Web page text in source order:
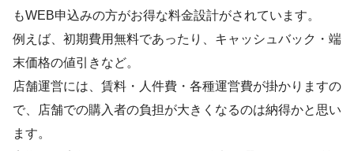
もWEB申込みの方がお得な料金設計がされています。
例えば、初期費用無料であったり、キャッシュバック・端
末価格の値引きなど。
店舗運営には、賃料・人件費・各種運営費が掛かりますの
で、店舗での購入者の負担が大きくなるのは納得かと思い
ます。